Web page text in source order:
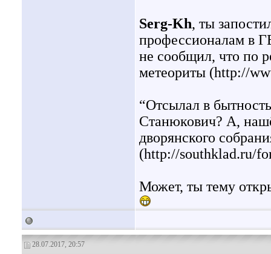
Serg-Kh, ты
профессионалам в
не сообщил, что по
метеориты (http://
“Отсылал в
Станюкович? А,
дворянского
(http://southklad.ru/
Может, ты тему
28.07.2017, 20:57